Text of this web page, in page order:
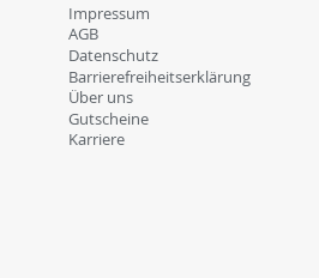
Impressum
AGB
Datenschutz
Barrierefreiheitserklärung
Über uns
Gutscheine
Karriere